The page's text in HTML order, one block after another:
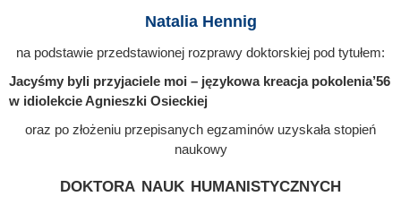
Natalia Hennig
na podstawie przedstawionej rozprawy doktorskiej pod tytułem:
Jacyśmy byli przyjaciele moi – językowa kreacja pokolenia’56
w idiolekcie Agnieszki Osieckiej
oraz po złożeniu przepisanych egzaminów uzyskała stopień
naukowy
doktora nauk humanistycznych